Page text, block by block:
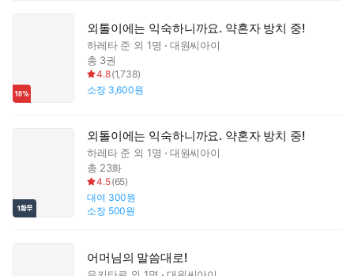
외톨이에는 익숙하니까요. 약혼자 방치 중!
하레타 준 외 1명
대원씨아이
총 3권
4.8(1,738)
소장 3,600원
외톨이에는 익숙하니까요. 약혼자 방치 중!
하레타 준 외 1명
대원씨아이
총 23화
4.5(65)
대여 300원
소장 500원
어머님의 말씀대로!